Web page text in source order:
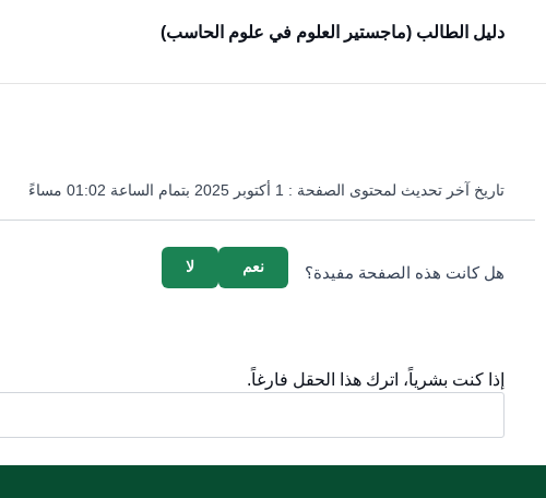
دليل الطالب (ماجستير العلوم في علوم الحاسب)
تاريخ آخر تحديث لمحتوى الصفحة : 1 أكتوبر 2025 بتمام الساعة 01:02 مساءً
هل كانت هذه الصفحة مفيدة؟ لا نعم
إذا كنت بشرياً، اترك هذا الحقل فارغاً.